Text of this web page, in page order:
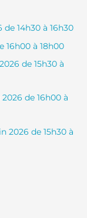
14h30 à 16h30
16h00 à 18h00
de 15h30 à
de 16h00 à
2026 de 15h30 à